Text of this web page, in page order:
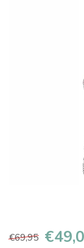
€69,95